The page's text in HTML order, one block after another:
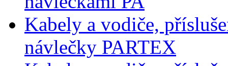
Kabely a vodiče,
návlečky PARTEX